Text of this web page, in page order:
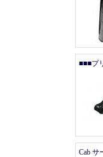
■■■プ
Cab サ